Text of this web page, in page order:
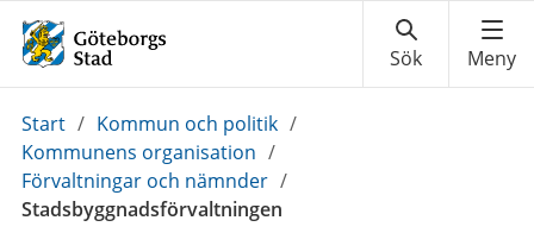
Du
är
här:
Start / Kommun och politik /
Kommunens organisation /
Förvaltningar och nämnder /
Stadsbyggnadsförvaltningen